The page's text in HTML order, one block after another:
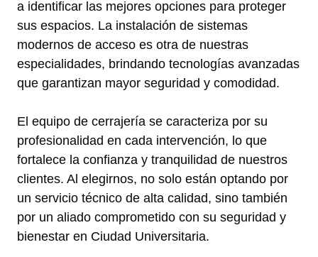
a identificar las mejores opciones para proteger
sus espacios. La instalación de sistemas
modernos de acceso es otra de nuestras
especialidades, brindando tecnologías avanzadas
que garantizan mayor seguridad y comodidad.
El equipo de cerrajería se caracteriza por su
profesionalidad en cada intervención, lo que
fortalece la confianza y tranquilidad de nuestros
clientes. Al elegirnos, no solo están optando por
un servicio técnico de alta calidad, sino también
por un aliado comprometido con su seguridad y
bienestar en Ciudad Universitaria.